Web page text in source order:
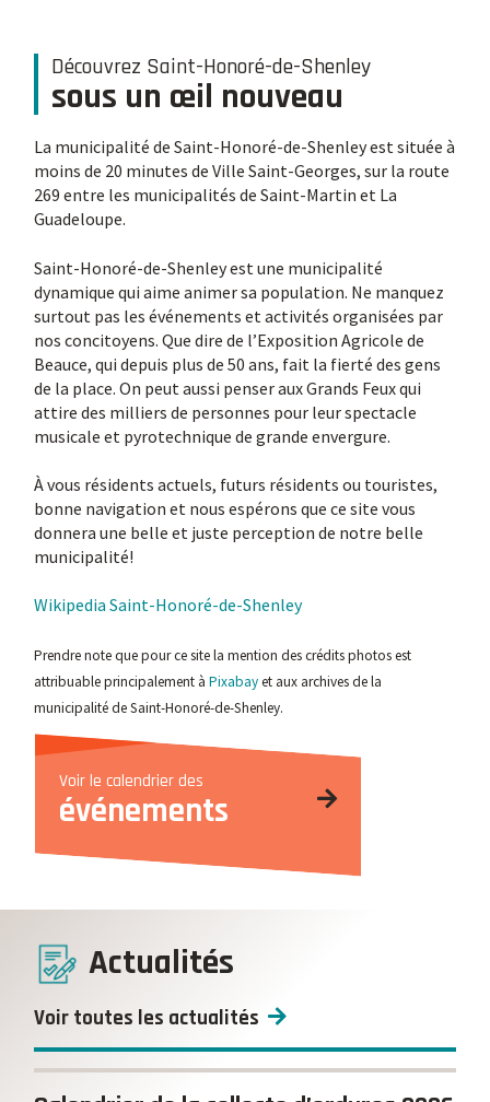
Découvrez Saint-Honoré-de-Shenley
sous un œil nouveau
La municipalité de Saint-Honoré-de-Shenley est située à
moins de 20 minutes de Ville Saint-Georges, sur la route
269 entre les municipalités de Saint-Martin et La
Guadeloupe.
Saint-Honoré-de-Shenley est une municipalité
dynamique qui aime animer sa population. Ne manquez
surtout pas les événements et activités organisées par
nos concitoyens. Que dire de l’Exposition Agricole de
Beauce, qui depuis plus de 50 ans, fait la fierté des gens
de la place. On peut aussi penser aux Grands Feux qui
attire des milliers de personnes pour leur spectacle
musicale et pyrotechnique de grande envergure.
À vous résidents actuels, futurs résidents ou touristes,
bonne navigation et nous espérons que ce site vous
donnera une belle et juste perception de notre belle
municipalité!
Wikipedia Saint-Honoré-de-Shenley
Prendre note que pour ce site la mention des crédits photos est
attribuable principalement àPixabayet aux archives de la
municipalité de Saint-Honoré-de-Shenley.
Voir le calendrier des
événements
Actualités
Voir toutes les actualités